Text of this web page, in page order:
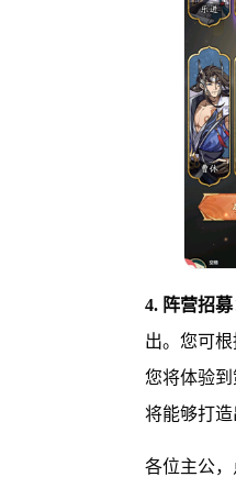
4. 阵营招募
出。您可
您将体验
将能够打造
各位主公